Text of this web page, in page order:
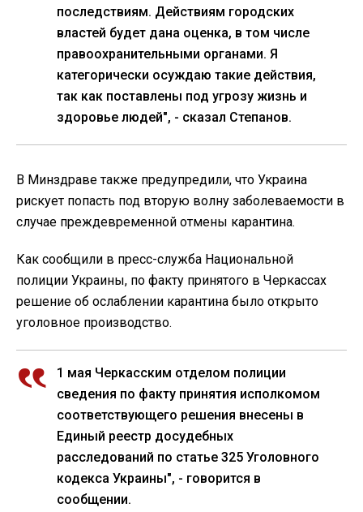
последствиям. Действиям городских
властей будет дана оценка, в том числе
правоохранительными органами. Я
категорически осуждаю такие действия,
так как поставлены ​​под угрозу жизнь и
здоровье людей", - сказал Степанов.
В Минздраве также предупредили, что Украина
рискует попасть под вторую волну заболеваемости в
случае преждевременной отмены карантина.
Как сообщили в пресс-служба Национальной
полиции Украины, по факту принятого в Черкассах
решение об ослаблении карантина было открыто
уголовное производство.
1 мая Черкасским отделом полиции
сведения по факту принятия исполкомом
соответствующего решения внесены в
Единый реестр досудебных
расследований по статье 325 Уголовного
кодекса Украины", - говорится в
сообщении.